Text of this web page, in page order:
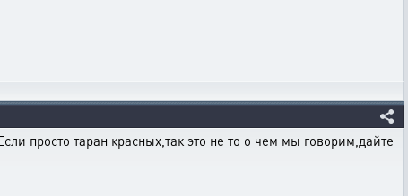
просто таран красных,так это не то о чем мы говорим,дайте